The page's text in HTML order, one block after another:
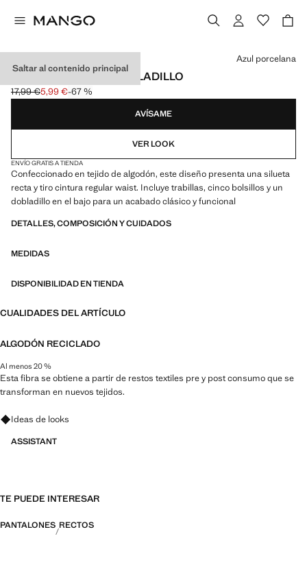
Saltar al contenido principal
PANTALÓN RECTO DOBLADILLO
Precio inicial tachado [17,99 € ]
17,99 €
Precio actual [5,99 € ]
5,99 €-67 %
Selecciona un color
Azul porcelana
AVÍSAME
VER LOOK
ENVÍO GRATIS A TIENDA
Confeccionado en tejido de algodón, este diseño presenta una silueta
recta y tiro cintura regular waist. Incluye trabillas, cinco bolsillos y un
dobladillo en el bajo para un acabado clásico y funcional
DETALLES, COMPOSICIÓN Y CUIDADOS
MEDIDAS
DISPONIBILIDAD EN TIENDA
CUALIDADES DEL ARTÍCULO
ALGODÓN RECICLADO
Al menos 20 %
Esta fibra se obtiene a partir de restos textiles pre y post consumo que se
transforman en nuevos tejidos.
Pregunta por looks, prendas y tendencias
Ideas de looks
ASSISTANT
TE PUEDE INTERESAR
PANTALONES RECTOS